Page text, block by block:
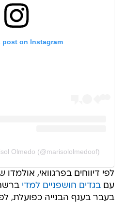
post on Instagram
Olmedo (@marisololmedoof)
לפי דיווחים בפרגוואי,
עםבגדים חושפניים למדי
בעבר בענף הבנייה כפועלת,